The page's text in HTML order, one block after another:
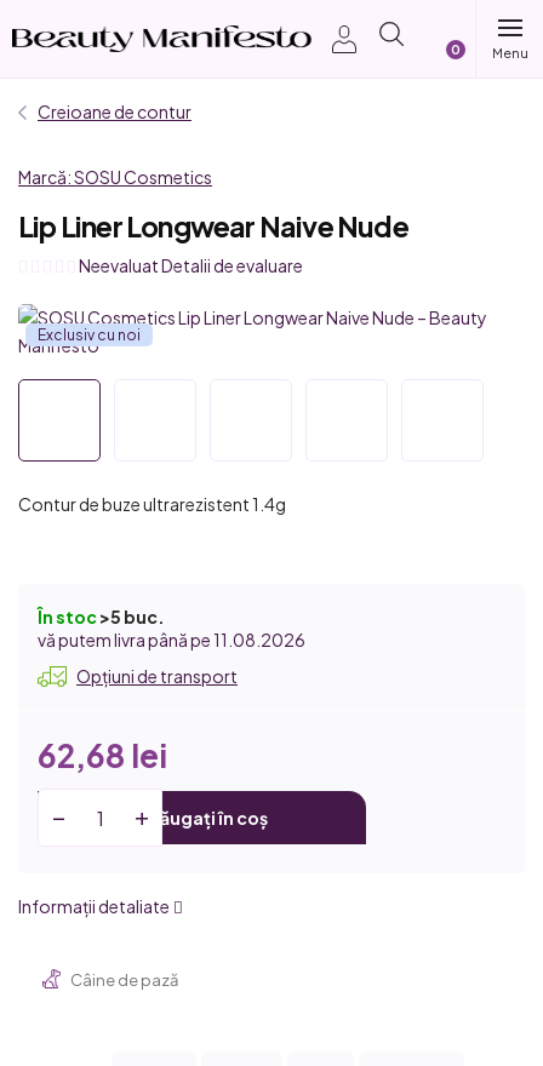
Creioane de contur
Marcă:SOSU Cosmetics
Lip Liner Longwear Naive Nude
Evaluarea
a
produsului
este
5
NeevaluatDetalii de evaluare
Exclusiv cu noi
Contur de buze ultrarezistent 1.4g
În stoc>5 buc.
11.08.2026
Opțiuni de transport
62,68 lei
Adăugați în coș
Informaţii detaliate
Câine de pază